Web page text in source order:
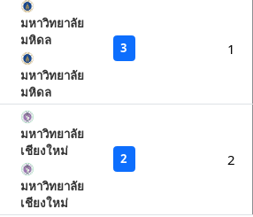
มหาวิทยาลัย
มหิดล
มหาวิทยาลัย
มหิดล
3 1
มหาวิทยาลัย
เชียงใหม่
มหาวิทยาลัย
เชียงใหม่
2 2